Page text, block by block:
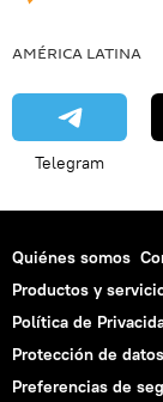
AMÉRICA LATINA
Telegram
Quiénes somos
Productos y
Política de
Protección de
Preferencias de